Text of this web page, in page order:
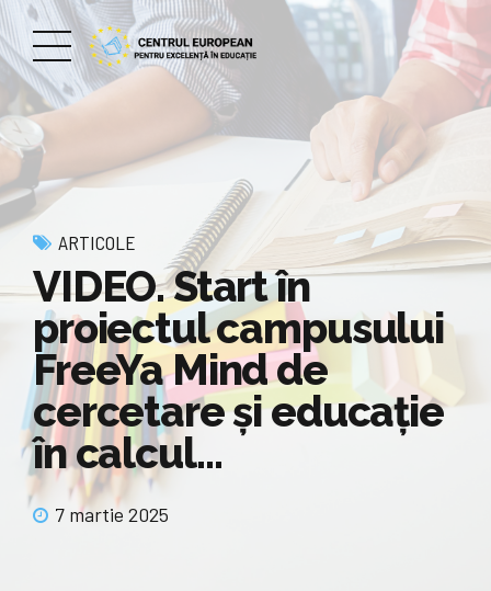
ARTICOLE
VIDEO. Start în
proiectul campusului
FreeYa Mind de
cercetare şi educaţie
în calcul…
7 martie 2025